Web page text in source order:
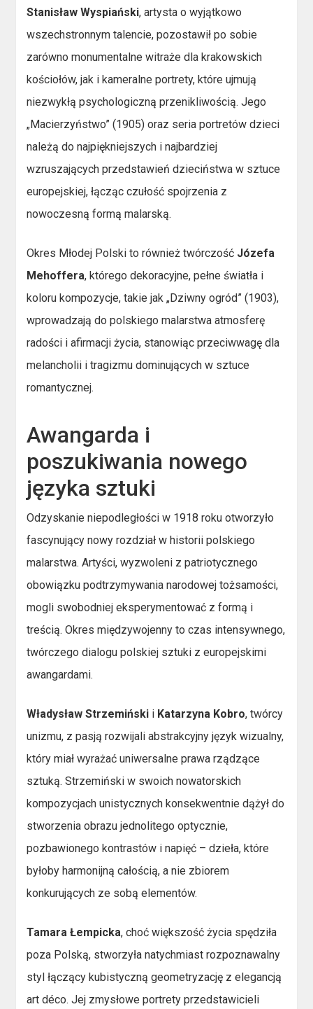
Stanisław Wyspiański, artysta o wyjątkowo
wszechstronnym talencie, pozostawił po sobie
zarówno monumentalne witraże dla krakowskich
kościołów, jak i kameralne portrety, które ujmują
niezwykłą psychologiczną przenikliwością. Jego
„Macierzyństwo” (1905) oraz seria portretów dzieci
należą do najpiękniejszych i najbardziej
wzruszających przedstawień dzieciństwa w sztuce
europejskiej, łącząc czułość spojrzenia z
nowoczesną formą malarską.
Okres Młodej Polski to również twórczość Józefa
Mehoffera, którego dekoracyjne, pełne światła i
koloru kompozycje, takie jak „Dziwny ogród” (1903),
wprowadzają do polskiego malarstwa atmosferę
radości i afirmacji życia, stanowiąc przeciwwagę dla
melancholii i tragizmu dominujących w sztuce
romantycznej.
Awangarda i
poszukiwania nowego
języka sztuki
Odzyskanie niepodległości w 1918 roku otworzyło
fascynujący nowy rozdział w historii polskiego
malarstwa. Artyści, wyzwoleni z patriotycznego
obowiązku podtrzymywania narodowej tożsamości,
mogli swobodniej eksperymentować z formą i
treścią. Okres międzywojenny to czas intensywnego,
twórczego dialogu polskiej sztuki z europejskimi
awangardami.
Władysław Strzemiński i Katarzyna Kobro, twórcy
unizmu, z pasją rozwijali abstrakcyjny język wizualny,
który miał wyrażać uniwersalne prawa rządzące
sztuką. Strzemiński w swoich nowatorskich
kompozycjach unistycznych konsekwentnie dążył do
stworzenia obrazu jednolitego optycznie,
pozbawionego kontrastów i napięć – dzieła, które
byłoby harmonijną całością, a nie zbiorem
konkurujących ze sobą elementów.
Tamara Łempicka, choć większość życia spędziła
poza Polską, stworzyła natychmiast rozpoznawalny
styl łączący kubistyczną geometryzację z elegancją
art déco. Jej zmysłowe portrety przedstawicieli